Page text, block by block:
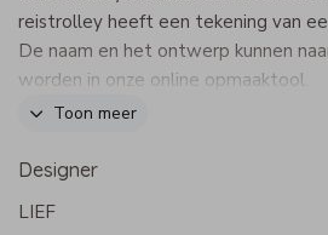
reistrolley heeft een tekening van
De naam en het ontwerp kunnen
worden in onze online opmaaktool.
Dit product maakt onderdeel uit van
Specificaties reistrolley:
- Afmetingen klein: 41 x 32 x 15 cm
15 cm (binnen)
Toon meer
Designer
LIEF